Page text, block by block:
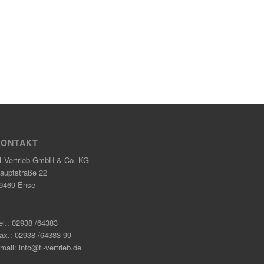
Vertrieb GmbH & Co. KG
22
Ense
02938 /64383
02938 /64383 99
info@tl-vertrieb.de